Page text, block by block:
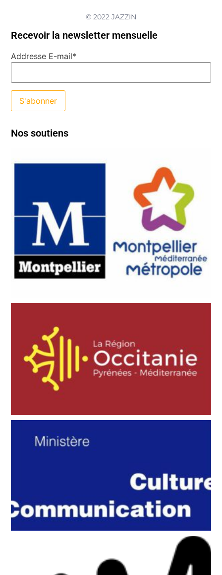
© 2022 JAZZIN
Recevoir la newsletter mensuelle
Addresse E-mail*
Nos soutiens